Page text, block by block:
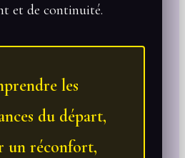
et de continuité.
les
du départ,
un réconfort,